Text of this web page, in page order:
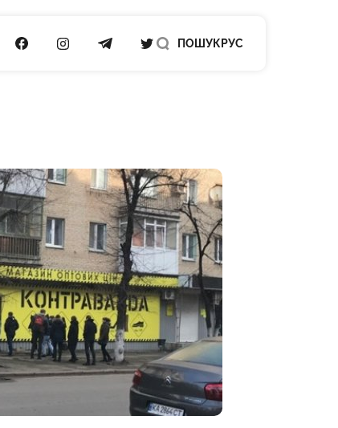
ПОСИЛАННЯ НА FACEBOOK
ПОСИЛАННЯ НА INSTAGRAM
ПОСИЛАННЯ НА TELEGRAM
ПОСИЛАННЯ НА TWITTER
ПОШУК РУС